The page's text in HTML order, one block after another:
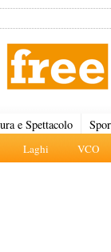
Laghi VCO
e Spettacolo